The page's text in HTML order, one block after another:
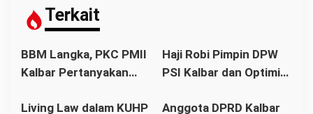
s
p
o
Terkait
BBM Langka, PKC PMII
Kalbar Pertanyakan
Terkait Stok BBM
Haji Robi Pimpin DPW
PSI Kalbar dan Optimis
Living Law dalam KUHP
Anggota DPRD Kalbar